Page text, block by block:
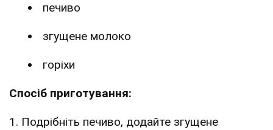
печиво
згущене молоко
горіхи
Спосіб приготування:
1. Подрібніть печиво, додайте згущене